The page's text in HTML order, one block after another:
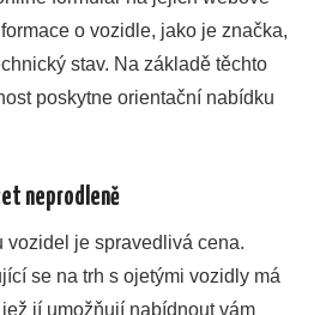
o vozidle, jako je značka,
stav. Na základě těchto
poskytne orientační nabídku
neprodleně
vozidel je spravedlivá cena.
se na trh s ojetými vozidly má
jí umožňují nabídnout vám